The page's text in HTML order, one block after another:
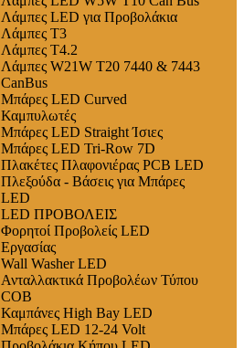
Λάμπες LED για Προβολάκια
Λάμπες T3
Λάμπες T4.2
Λάμπες W21W T20 7440 & 7443
CanBus
Μπάρες LED Curved
Καμπυλωτές
Μπάρες LED Straight Ίσιες
Μπάρες LED Tri-Row 7D
Πλακέτες Πλαφονιέρας PCB LED
Πλεξούδα - Βάσεις για Μπάρες
LED
LED ΠΡΟΒΟΛΕΙΣ
Φορητοί Προβολείς LED
Εργασίας
Wall Washer LED
Ανταλλακτικά Προβολέων Τύπου
COB
Καμπάνες High Bay LED
Μπάρες LED 12-24 Volt